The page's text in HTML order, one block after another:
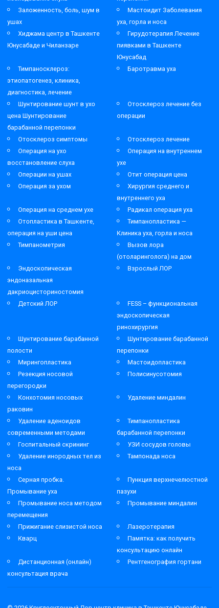
Заложенность, боль, шум в
ушах
Мастоидит Заболевания
уха, горла и носа
Хиджама центр в Ташкенте
Юнусабаде и Чиланзаре
Гирудотерапия Лечение
пиявками в Ташкенте
Юнусабад
Тимпаносклероз:
этиопатогенез, клиника,
диагностика, лечение
Баротравма уха
Шунтирование шунт в ухо
цена Шунтирование
барабанной перепонки
Отосклероз лечение без
операции
Отосклероз симптомы
Отосклероз лечение
Операция на ухо
восстановление слуха
Операция на внутреннем
ухе
Операции на ушах
Отит операция цена
Операция за ухом
Хирургия среднего и
внутреннего уха
Операция на среднем ухе
Радикал операция уха
Отопластика в Ташкенте,
операция на уши цена
Тимпанопластика —
Клиника уха, горла и носа
Тимпанометрия
Вызов лора
(отоларинголога) на дом
Эндоскопическая
эндоназальная
дакриоцисториностомия
Взрослый ЛОР
Детский ЛОР
FESS – функциональная
эндоскопическая
ринохирургия
Шунтирование барабанной
полости
Шунтирование барабанной
перепонки
Мирингопластика
Мастоидопластика
Резекция носовой
перегородки
Полисинусотомия
Конхотомия носовых
раковин
Удаление миндалин
Удаление аденоидов
современными методами
Тимпанопластика
барабанной перепонки
Госпитальный скрининг
УЗИ сосудов головы
Удаление инородных тел из
носа
Тампонада носа
Серная пробка.
Промывание уха
Пункция верхнечелюстной
пазухи
Промывание носа методом
перемещения
Промывание миндалин
Прижигание слизистой носа
Лазеротерапия
Кварц
Памятка: как получить
консультацию онлайн
Дистанционная (онлайн)
консультация врача
Рентгенография гортани